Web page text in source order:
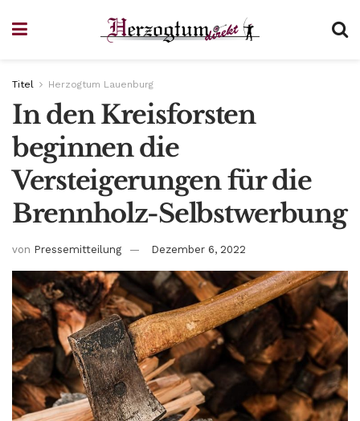
Titel Herzogtum Lauenburg
In den Kreisforsten
beginnen die
Versteigerungen für die
Brennholz-Selbstwerbung
von Pressemitteilung Dezember 6, 2022